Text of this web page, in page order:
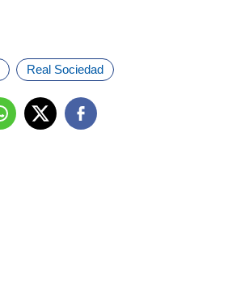
Real Sociedad